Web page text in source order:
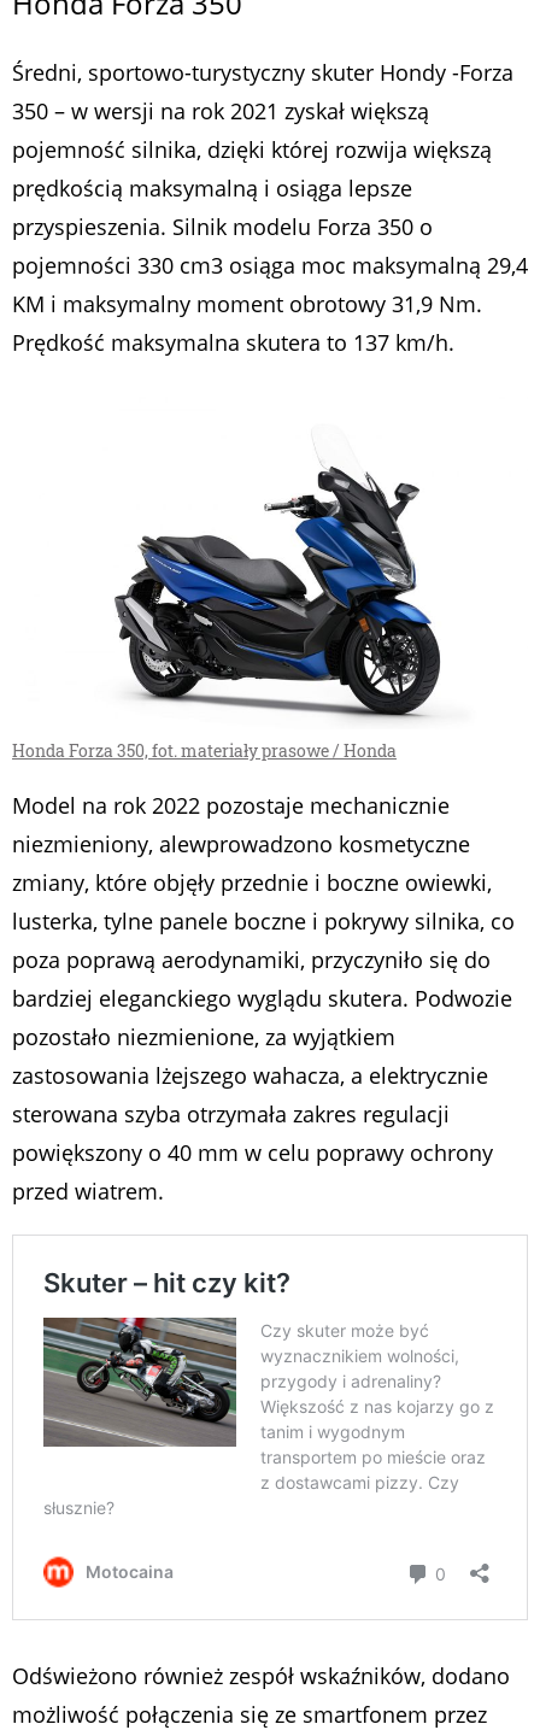
Średni, sportowo-turystyczny skuter Hondy -Forza
350 – w wersji na rok 2021 zyskał większą
pojemność silnika, dzięki której rozwija większą
prędkością maksymalną i osiąga lepsze
przyspieszenia. Silnik modelu Forza 350 o
pojemności 330 cm3 osiąga moc maksymalną 29,4
KM i maksymalny moment obrotowy 31,9 Nm.
Prędkość maksymalna skutera to 137 km/h.
Honda Forza 350, fot. materiały prasowe / Honda
Model na rok 2022 pozostaje mechanicznie
niezmieniony, alewprowadzono kosmetyczne
zmiany, które objęły przednie i boczne owiewki,
lusterka, tylne panele boczne i pokrywy silnika, co
poza poprawą aerodynamiki, przyczyniło się do
bardziej eleganckiego wyglądu skutera. Podwozie
pozostało niezmienione, za wyjątkiem
zastosowania lżejszego wahacza, a elektrycznie
sterowana szyba otrzymała zakres regulacji
powiększony o 40 mm w celu poprawy ochrony
przed wiatrem.
Odświeżono również zespół wskaźników, dodano
możliwość połączenia się ze smartfonem przez